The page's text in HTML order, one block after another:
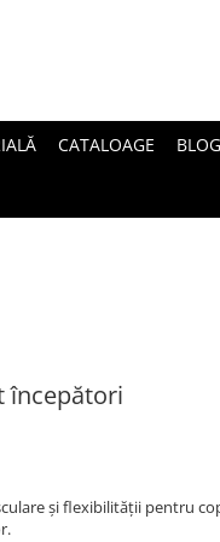
CATALOAGE BLOG
începători
și flexibilității pentru